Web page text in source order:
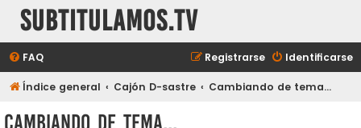
subtitulamos.tv
FAQ Identificarse
Registrarse
Índice general Cajón D-sastre Cambiando de tema...
Cambiando de tema...